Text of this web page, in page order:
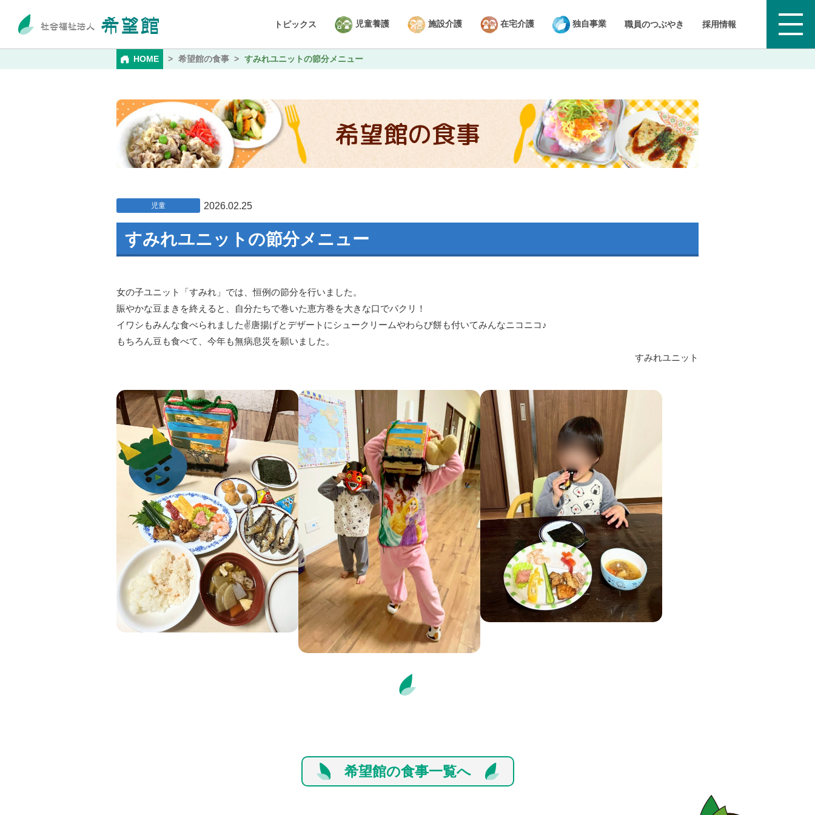
トピックス 児童養護 施設介護 在宅介護 独自事業 職員のつぶやき 採用情報
HOME 希望館の食事 すみれユニットの節分メニュー
希望館の食事
児童 2026.02.25
すみれユニットの節分メニュー
女の子ユニット「すみれ」では、恒例の節分を行いました。
賑やかな豆まきを終えると、自分たちで巻いた恵方巻を大きな口でパクリ！
イワシもみんな食べられました✌唐揚げとデザートにシュークリームやわらび餅も付いてみんなニコニコ♪
もちろん豆も食べて、今年も無病息災を願いました。
すみれユニット
希望館の食事一覧へ